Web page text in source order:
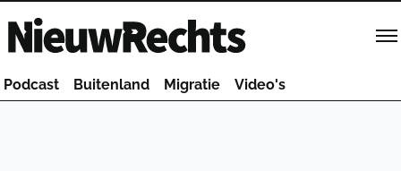
Homepage van NieuwRechts
Podcast Buitenland Migratie Video's